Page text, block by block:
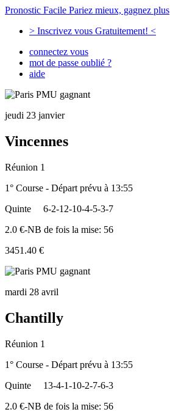
Pronostic Facile Pariez mieux, gagnez plus
> Inscrivez vous Gratuitement! <
connectez vous
mot de passe oublié ?
aide
jeudi 23 janvier
Vincennes
Réunion 1
1° Course - Départ prévu à 13:55
Quinte
6-2-12-10-4-5-3-7
2.0 €-NB de fois la mise: 56
3451.40 €
mardi 28 avril
Chantilly
Réunion 1
1° Course - Départ prévu à 13:55
Quinte
13-4-1-10-2-7-6-3
2.0 €-NB de fois la mise: 56